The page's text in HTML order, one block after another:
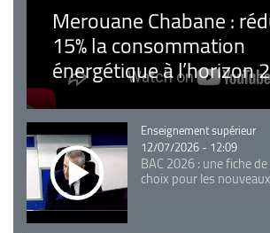
Merouane Chabane :
15% la consommation
énergétique à l’horizon
Catégorie
Enseignement supérieur
12/07/2026 - 12:09
BAC 2026 : une fiche
choix pour les